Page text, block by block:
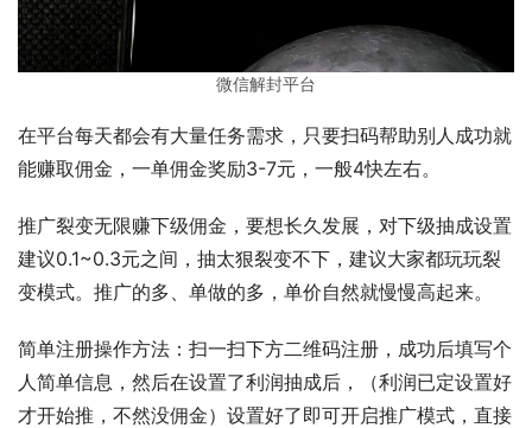
微信解封平台
在平台每天都会有大量任务需求，只要扫码帮助别人成功就
能赚取佣金，一单佣金奖励3-7元，一般4快左右。
推广裂变无限赚下级佣金，要想长久发展，对下级抽成设置
建议0.1~0.3元之间，抽太狠裂变不下，建议大家都玩玩裂
变模式。推广的多、单做的多，单价自然就慢慢高起来。
简单注册操作方法：扫一扫下方二维码注册，成功后填写个
人简单信息，然后在设置了利润抽成后，（利润已定设置好
才开始推，不然没佣金）设置好了即可开启推广模式，直接